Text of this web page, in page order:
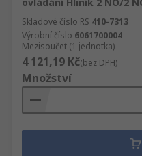
Skladové číslo RS 410-7313
Výrobní číslo 6061700004
Mezisoučet (1 jednotka)
4 121,19 Kč(bez DPH)
Množství